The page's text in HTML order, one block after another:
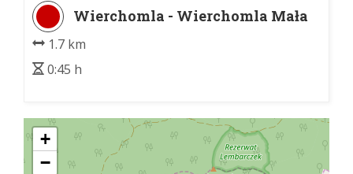
Wierchomla - Wierchomla Mała
1.7 km
0:45 h
+
−